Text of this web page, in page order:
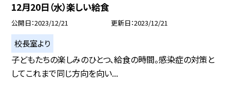
12月20日（水）楽しい給食
公開日 2023/12/21 更新日 2023/12/21
校長室より
子どもたちの楽しみのひとつ、給食の時間。感染症の対策と
してこれまで同じ方向を向い...